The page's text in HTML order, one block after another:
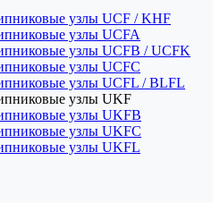
узлы UCF / KHF
узлы UCFA
узлы UCFB / UCFK
узлы UCFC
узлы UCFL / BLFL
узлы UKF
узлы UKFB
узлы UKFC
узлы UKFL